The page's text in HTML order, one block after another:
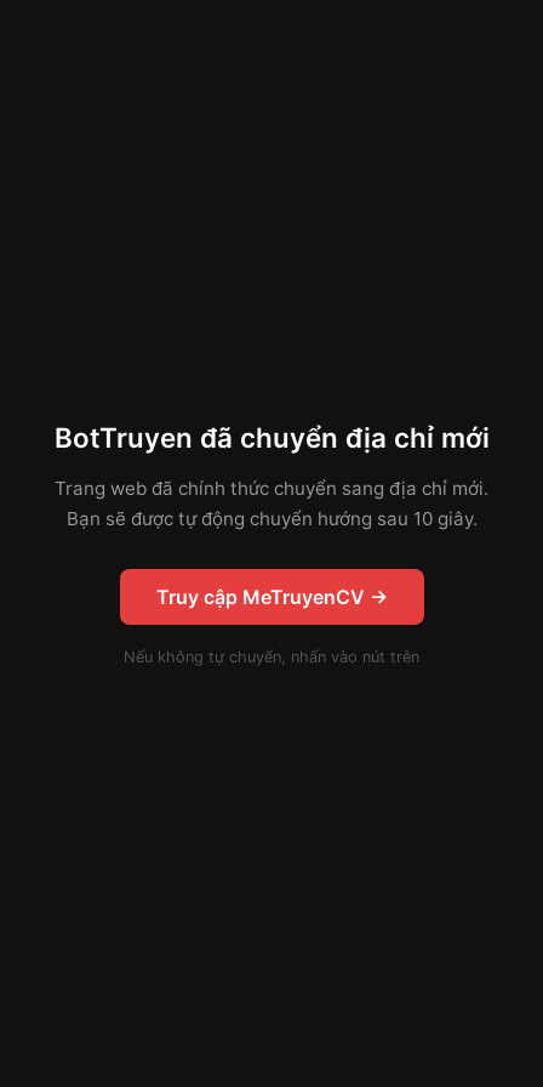
BotTruyen đã chuyển địa chỉ mới
Trang web đã chính thức chuyển sang địa chỉ mới.
Bạn sẽ được tự động chuyển hướng sau 10 giây.
Truy cập MeTruyenCV →
Nếu không tự chuyển, nhấn vào nút trên